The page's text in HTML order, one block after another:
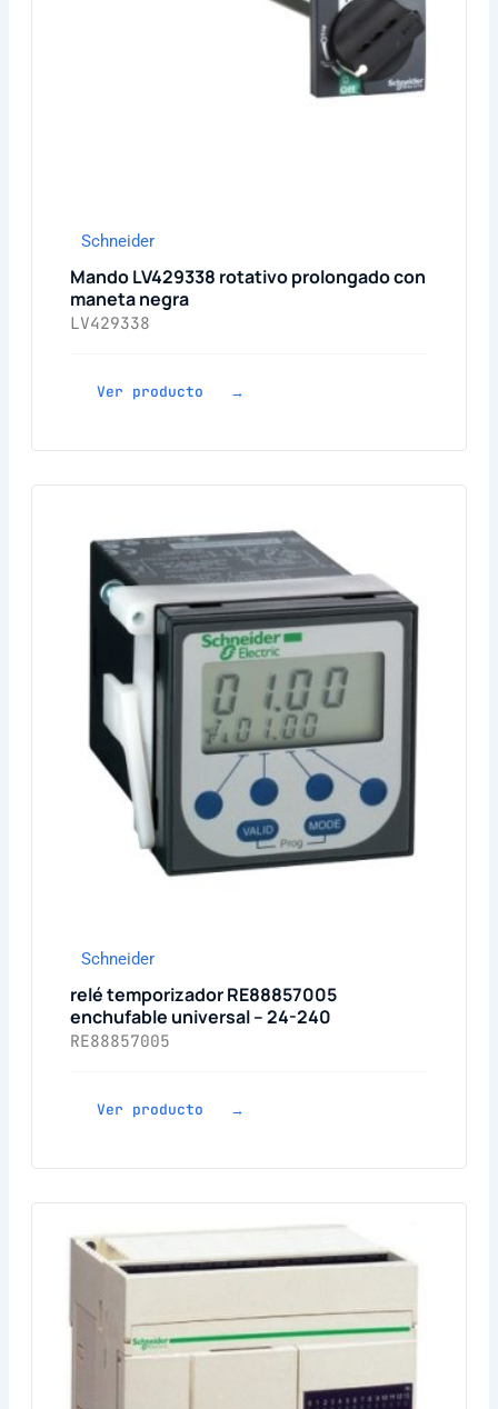
Schneider
Mando LV429338 rotativo prolongado con
maneta negra
LV429338
Ver producto →
Schneider
relé temporizador RE88857005
enchufable universal – 24-240
RE88857005
Ver producto →